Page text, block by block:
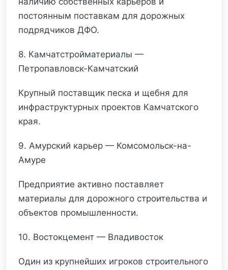
постоянным поставкам для дорожных
подрядчиков ДФО.
8. Камчатстройматериалы —
Петропавловск-Камчатский
Крупный поставщик песка и щебня для
инфраструктурных проектов Камчатского
края.
9. Амурский карьер — Комсомольск-на-
Амуре
Предприятие активно поставляет
материалы для дорожного строительства и
объектов промышленности.
10. Востокцемент — Владивосток
Один из крупнейших игроков строительного